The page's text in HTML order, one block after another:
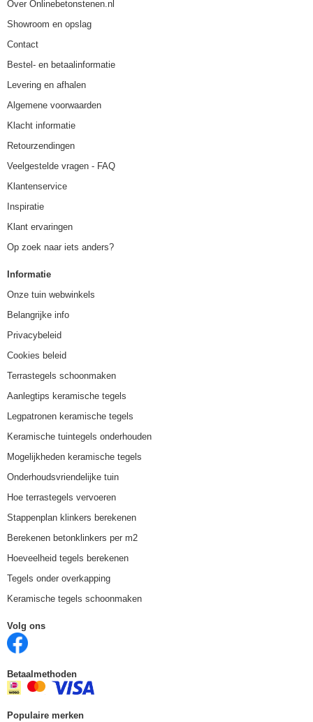
Over Onlinebetonstenen.nl
Showroom en opslag
Contact
Bestel- en betaalinformatie
Levering en afhalen
Algemene voorwaarden
Klacht informatie
Retourzendingen
Veelgestelde vragen - FAQ
Klantenservice
Inspiratie
Klant ervaringen
Op zoek naar iets anders?
Informatie
Onze tuin webwinkels
Belangrijke info
Privacybeleid
Cookies beleid
Terrastegels schoonmaken
Aanlegtips keramische tegels
Legpatronen keramische tegels
Keramische tuintegels onderhouden
Mogelijkheden keramische tegels
Onderhoudsvriendelijke tuin
Hoe terrastegels vervoeren
Stappenplan klinkers berekenen
Berekenen betonklinkers per m2
Hoeveelheid tegels berekenen
Tegels onder overkapping
Keramische tegels schoonmaken
Volg ons
Betaalmethoden
Populaire merken